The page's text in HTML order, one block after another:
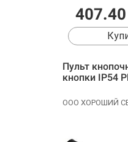
Пульт
кнопки IP54
ООО ХОРОШИЙ